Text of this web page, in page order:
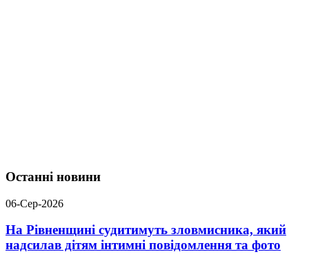
Останні новини
06-Сер-2026
На Рівненщині судитимуть зловмисника, який
надсилав дітям інтимні повідомлення та фото